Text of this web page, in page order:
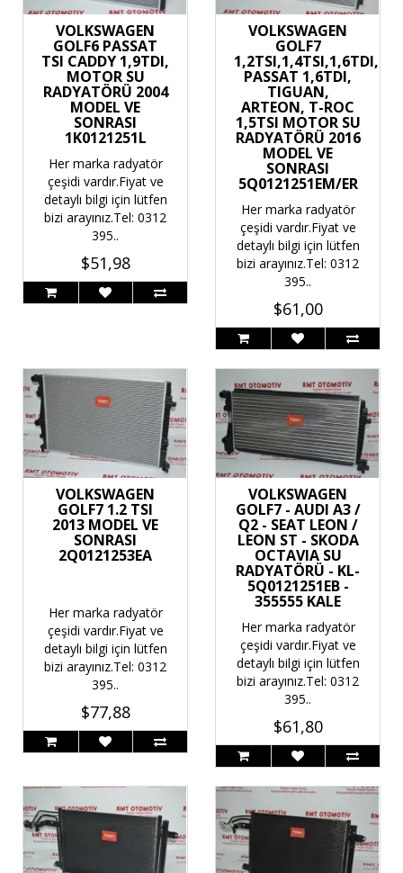
VOLKSWAGEN
GOLF6 PASSAT
TSI CADDY 1,9TDI,
MOTOR SU
RADYATÖRÜ 2004
MODEL VE
SONRASI
1K0121251L
Her marka radyatör
çeşidi vardır.Fiyat ve
detaylı bilgi için lütfen
bizi arayınız.Tel: 0312
395..
$51,98
VOLKSWAGEN
GOLF7
1,2TSI,1,4TSI,1,6TDI,
PASSAT 1,6TDI,
TIGUAN,
ARTEON, T-ROC
1,5TSI MOTOR SU
RADYATÖRÜ 2016
MODEL VE
SONRASI
5Q0121251EM/ER
Her marka radyatör
çeşidi vardır.Fiyat ve
detaylı bilgi için lütfen
bizi arayınız.Tel: 0312
395..
$61,00
VOLKSWAGEN
GOLF7 1.2 TSI
2013 MODEL VE
SONRASI
2Q0121253EA
Her marka radyatör
çeşidi vardır.Fiyat ve
detaylı bilgi için lütfen
bizi arayınız.Tel: 0312
395..
$77,88
VOLKSWAGEN
GOLF7 - AUDI A3 /
Q2 - SEAT LEON /
LEON ST - SKODA
OCTAVIA SU
RADYATÖRÜ - KL-
5Q0121251EB -
355555 KALE
Her marka radyatör
çeşidi vardır.Fiyat ve
detaylı bilgi için lütfen
bizi arayınız.Tel: 0312
395..
$61,80